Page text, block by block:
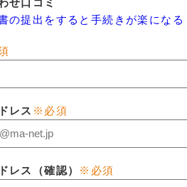
せ口コミ
の提出をすると手続きが楽になる
レス ※必須
レス（確認） ※必須